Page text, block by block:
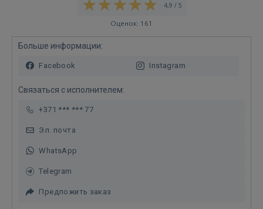
4,9 / 5
Оценок: 161
Больше информации:
Facebook Instagram
Связаться с исполнителем:
+371 *** *** 77
Эл. почта
WhatsApp
Telegram
Предложить заказ